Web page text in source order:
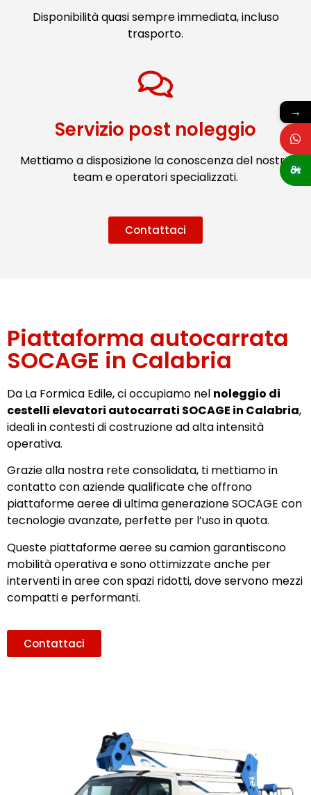
Disponibilità quasi sempre immediata, incluso
trasporto.
Servizio post noleggio
Mettiamo a disposizione la conoscenza del nostro
team e operatori specializzati.
Contattaci
Piattaforma autocarrata
SOCAGE in Calabria
Da La Formica Edile, ci occupiamo nel noleggio di
cestelli elevatori autocarrati SOCAGE in Calabria,
ideali in contesti di costruzione ad alta intensità
operativa.
Grazie alla nostra rete consolidata, ti mettiamo in
contatto con aziende qualificate che offrono
piattaforme aeree di ultima generazione SOCAGE con
tecnologie avanzate, perfette per l’uso in quota.
Queste piattaforme aeree su camion garantiscono
mobilità operativa e sono ottimizzate anche per
interventi in aree con spazi ridotti, dove servono mezzi
compatti e performanti.
Contattaci
→